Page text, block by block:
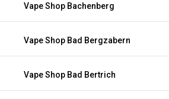
Vape Shop Bachenberg
Vape Shop Bad Bergzabern
Vape Shop Bad Bertrich